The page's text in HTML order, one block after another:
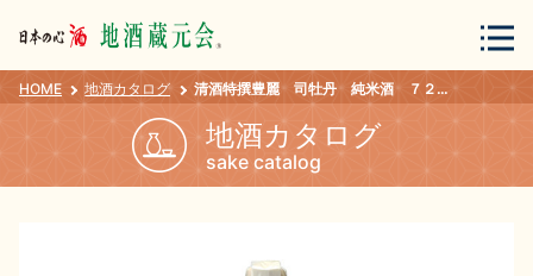
会員登録 ログイン
HOME 地酒カタログ 清酒特撰豊麗 司牡丹 純米酒 ７２０ｍｌ
地酒カタログ
sake catalog